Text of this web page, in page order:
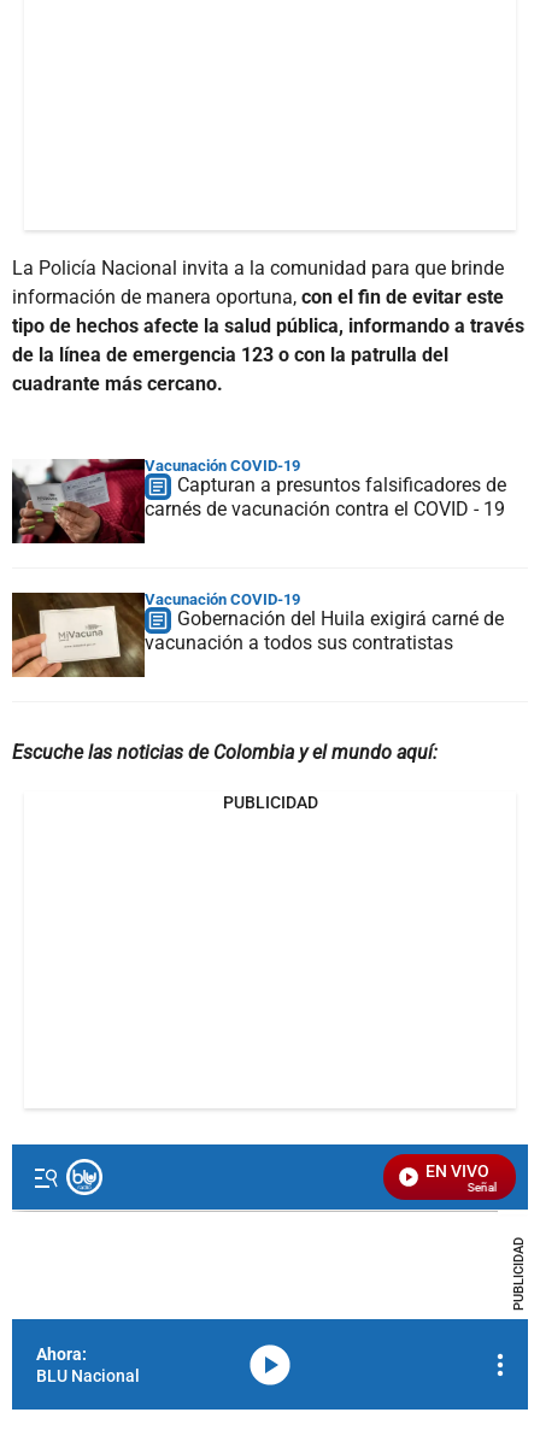
La Policía Nacional invita a la comunidad para que brinde
información de manera oportuna, con el fin de evitar este
tipo de hechos afecte la salud pública, informando a través
de la línea de emergencia 123 o con la patrulla del
cuadrante más cercano.
Vacunación COVID-19
Capturan a presuntos falsificadores de
carnés de vacunación contra el COVID - 19
Vacunación COVID-19
Gobernación del Huila exigirá carné de
vacunación a todos sus contratistas
Escuche las noticias de Colombia y el mundo aquí:
PUBLICIDAD